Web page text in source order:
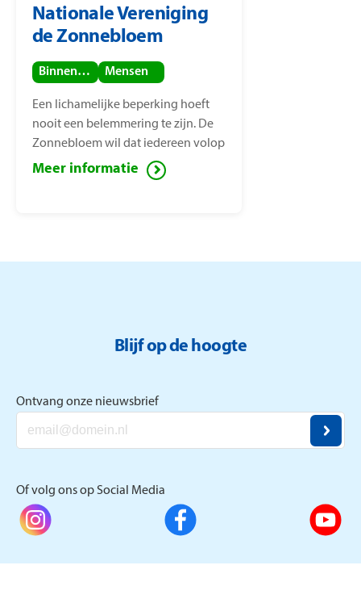
Nationale Vereniging
de Zonnebloem
Binnenland Mensen
Een lichamelijke beperking hoeft
nooit een belemmering te zijn. De
Zonnebloem wil dat iedereen volop
van het leven kan genieten, ook
mensen met een lichamelijke
Meer informatie
Blijf op de hoogte
Ontvang onze nieuwsbrief
Of volg ons op Social Media